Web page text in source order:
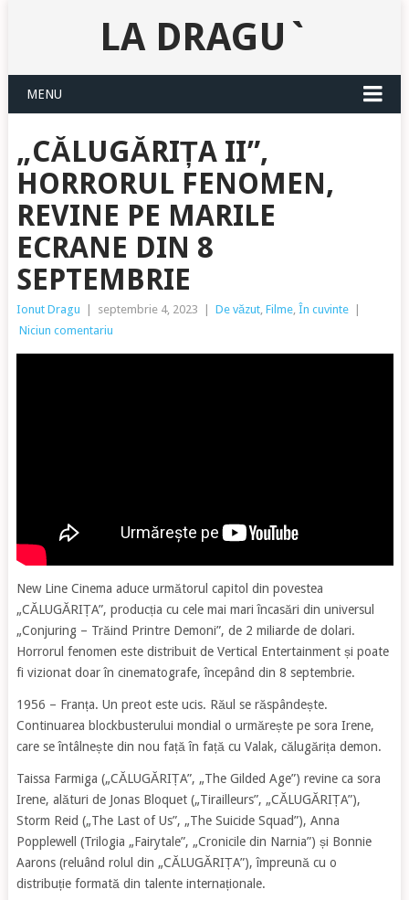
LA DRAGU`
MENU
„CĂLUGĂRIȚA II”,
HORRORUL FENOMEN,
REVINE PE MARILE
ECRANE DIN 8
SEPTEMBRIE
Ionut Dragu septembrie 4, 2023 De văzut, Filme, În cuvinte
Niciun comentariu
New Line Cinema aduce următorul capitol din povestea
„CĂLUGĂRIȚA”, producția cu cele mai mari încasări din universul
„Conjuring – Trăind Printre Demoni”, de 2 miliarde de dolari.
Horrorul fenomen este distribuit de Vertical Entertainment și poate
fi vizionat doar în cinematografe, începând din 8 septembrie.
1956 – Franța. Un preot este ucis. Răul se răspândește.
Continuarea blockbusterului mondial o urmărește pe sora Irene,
care se întâlnește din nou față în față cu Valak, călugărița demon.
Taissa Farmiga („CĂLUGĂRIȚA”, „The Gilded Age”) revine ca sora
Irene, alături de Jonas Bloquet („Tirailleurs”, „CĂLUGĂRIȚA”),
Storm Reid („The Last of Us”, „The Suicide Squad”), Anna
Popplewell (Trilogia „Fairytale”, „Cronicile din Narnia”) și Bonnie
Aarons (reluând rolul din „CĂLUGĂRIȚA”), împreună cu o
distribuție formată din talente internaționale.